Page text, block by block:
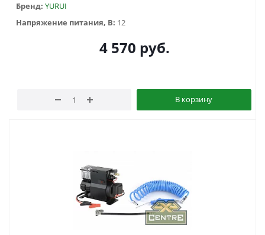
Бренд: YURUI
Напряжение питания, В: 12
4 570 руб.
В корзину